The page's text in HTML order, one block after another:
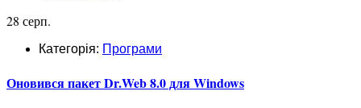
28 серп.
Категорія: Програми
Оновився пакет Dr.Web 8.0 для Windows